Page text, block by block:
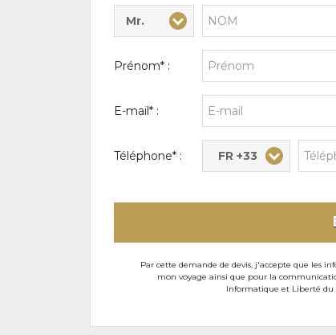
Civilité* :
Mr.
Nom* :
Prénom* :
E-mail* :
Téléphone* : FR +33
Par cette demande de devis, j'accepte que les
mon voyage ainsi que pour la
Informatique et Liberté du